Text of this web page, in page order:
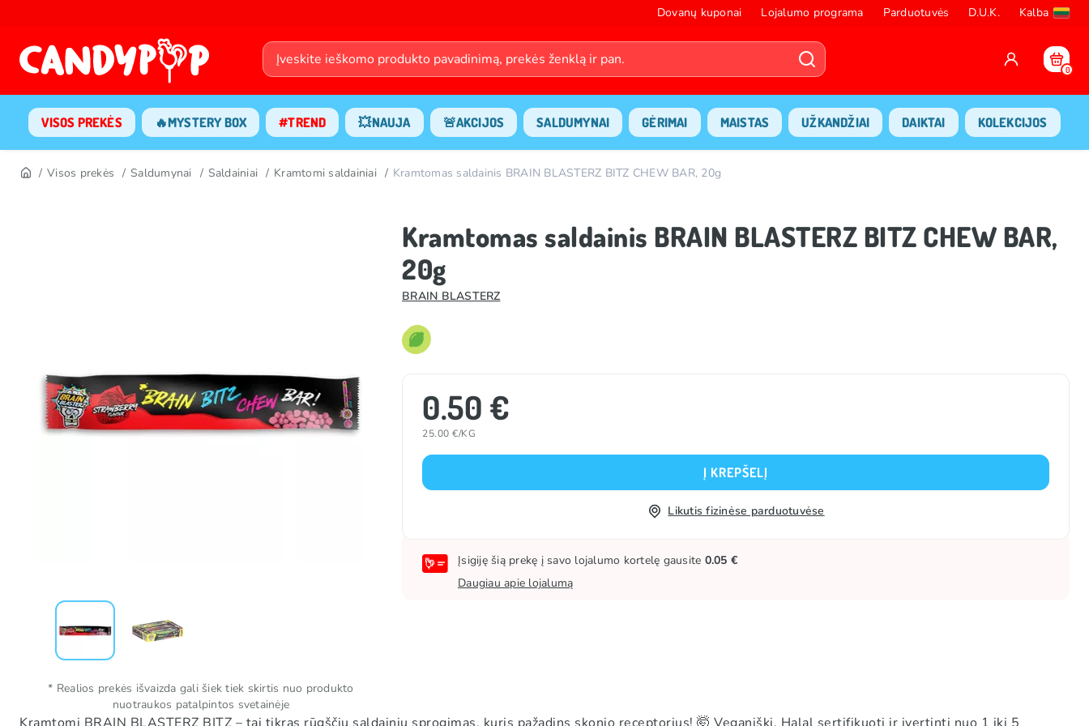
Dovanų kuponai Lojalumo programa Parduotuvės D.U.K. Kalba
0
VISOS PREKĖS 🔥MYSTERY BOX #TREND 💥NAUJA 🚨AKCIJOS SALDUMYNAI GĖRIMAI MAISTAS UŽKANDŽIAI DAIKTAI KOLEKCIJOS
Visos prekės Saldumynai Saldainiai Kramtomi saldainiai Kramtomas saldainis BRAIN BLASTERZ BITZ CHEW BAR, 20g
Kramtomas saldainis BRAIN BLASTERZ BITZ CHEW BAR,
20g
BRAIN BLASTERZ
0.50 €
25.00 €/KG
Į KREPŠELĮ
Likutis fizinėse parduotuvėse
Įsigiję šią prekę į savo lojalumo kortelę gausite 0.05 €
Daugiau apie lojalumą
* Realios prekės išvaizda gali šiek tiek skirtis nuo produkto
nuotraukos patalpintos svetainėje